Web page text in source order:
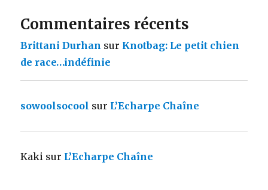
Commentaires récents
Brittani Durhan sur Knotbag: Le petit chien
de race…indéfinie
sowoolsocool sur L’Echarpe Chaîne
Kaki sur L’Echarpe Chaîne